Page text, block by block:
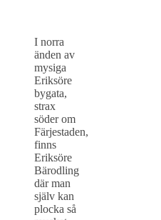
I norra
änden av
mysiga
Eriksöre
bygata,
strax
söder om
Färjestaden,
finns
Eriksöre
Bärodling
där man
själv kan
plocka så